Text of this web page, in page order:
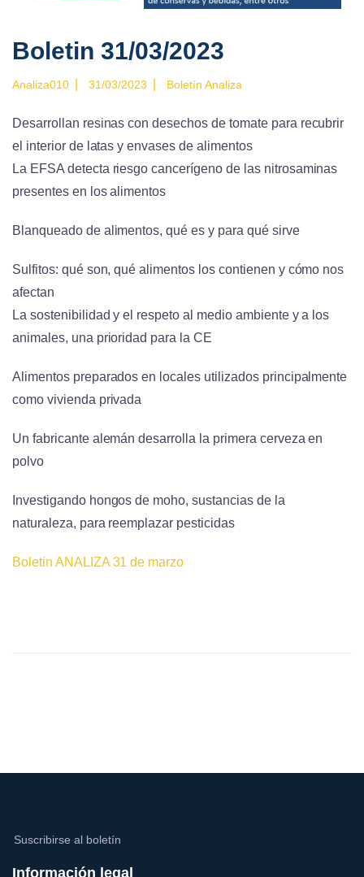
Boletin 31/03/2023
Analiza010 31/03/2023 Boletín Analiza
Desarrollan resinas con desechos de tomate para recubrir
el interior de latas y envases de alimentos
La EFSA detecta riesgo cancerígeno de las nitrosaminas
presentes en los alimentos
Blanqueado de alimentos, qué es y para qué sirve
Sulfitos: qué son, qué alimentos los contienen y cómo nos
afectan
La sostenibilidad y el respeto al medio ambiente y a los
animales, una prioridad para la CE
Alimentos preparados en locales utilizados principalmente
como vivienda privada
Un fabricante alemán desarrolla la primera cerveza en
polvo
Investigando hongos de moho, sustancias de la
naturaleza, para reemplazar pesticidas
Boletin ANALIZA 31 de marzo
Suscribirse al boletín
Información legal